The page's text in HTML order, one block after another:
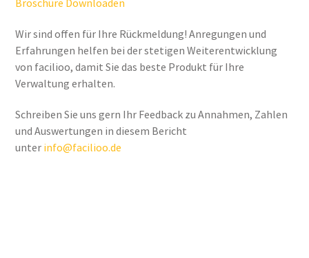
Broschüre Downloaden
Wir sind offen für Ihre Rückmeldung! Anregungen und
Erfahrungen helfen bei der stetigen Weiterentwicklung
von facilioo, damit Sie das beste Produkt für Ihre
Verwaltung erhalten.
Schreiben Sie uns gern Ihr Feedback zu Annahmen, Zahlen
und Auswertungen in diesem Bericht
unter info@facilioo.de